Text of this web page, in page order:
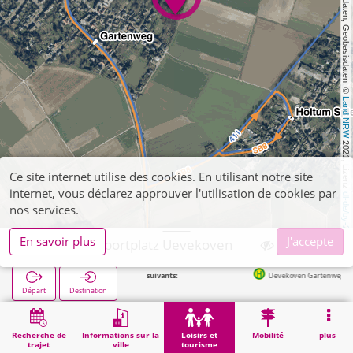
, Kartendaten, Geobasisdaten: ©
Land NRW
2021, Lizenz
dl-de/by-2-0
Recherche de
trajet
Informations sur la
ville
Loisirs et
tourisme
Mobilité plus
Wegberg, Sportplatz Uevekoven
Départ Destination
Arrêts suivants: Uevekoven Gartenweg in 362m
Démarrage Loisirs et tourisme Wegberg, Sportplatz Uevekoven
Ce site internet utilise des cookies. En utilisant notre site
internet, vous déclarez approuver l'utilisation de cookies par
nos services.
En savoir plus
J'accepte